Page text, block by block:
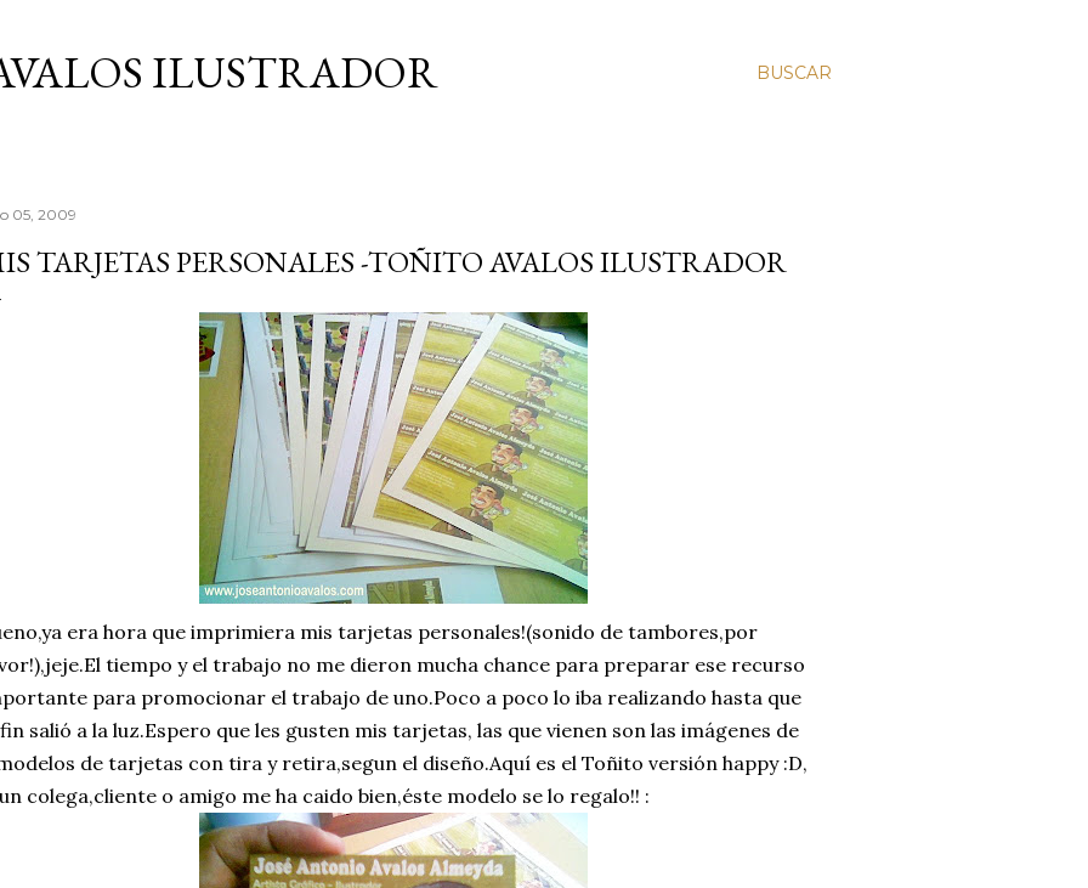
BUSCAR
ILUSTRADOR
05, 2009
TARJETAS PERSONALES -TOÑITO AVALOS ILUSTRADOR
era hora que imprimiera mis tarjetas personales!(sonido de tambores,por
tiempo y el trabajo no me dieron mucha chance para preparar ese recurso
para promocionar el trabajo de uno.Poco a poco lo iba realizando hasta que
salió a la luz.Espero que les gusten mis tarjetas, las que vienen son las imágenes de
de tarjetas con tira y retira,segun el diseño.Aquí es el Toñito versión happy :D,
colega,cliente o amigo me ha caido bien,éste modelo se lo regalo!! :